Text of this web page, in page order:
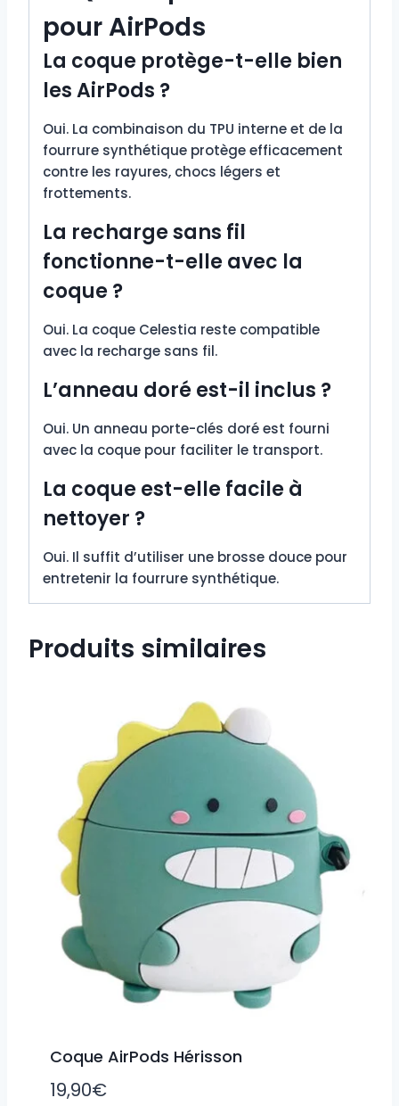
pour AirPods
La coque protège-t-elle bien
les AirPods ?
Oui. La combinaison du TPU interne et de la
fourrure synthétique protège efficacement
contre les rayures, chocs légers et
frottements.
La recharge sans fil
fonctionne-t-elle avec la
coque ?
Oui. La coque Celestia reste compatible
avec la recharge sans fil.
L’anneau doré est-il inclus ?
Oui. Un anneau porte-clés doré est fourni
avec la coque pour faciliter le transport.
La coque est-elle facile à
nettoyer ?
Oui. Il suffit d’utiliser une brosse douce pour
entretenir la fourrure synthétique.
Produits similaires
Coque AirPods Hérisson
19,90€